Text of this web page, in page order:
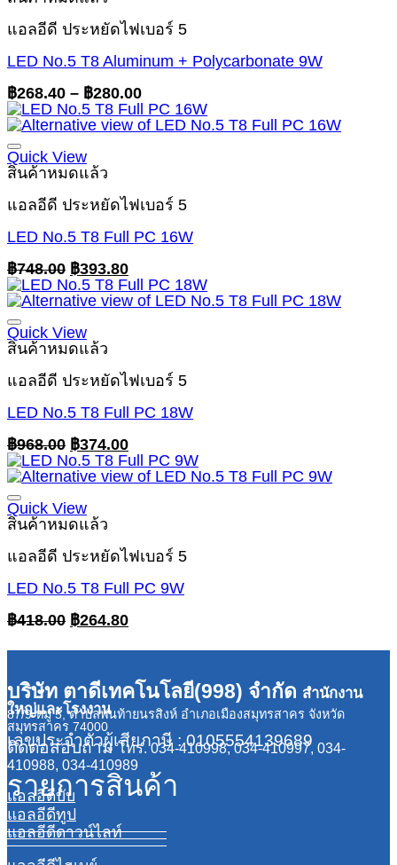
แอลอีดี ประหยัดไฟเบอร์ 5
LED No.5 T8 Aluminum + Polycarbonate 9W
฿268.40 – ฿280.00Price
range:
฿268.40
Quick View
สินค้าหมดแล้ว
แอลอีดี ประหยัดไฟเบอร์ 5
LED No.5 T8 Full PC 16W
฿748.00 Original
price
was:
฿393.80Current
price
is:
Quick View
สินค้าหมดแล้ว
แอลอีดี ประหยัดไฟเบอร์ 5
LED No.5 T8 Full PC 18W
฿968.00 Original
price
was:
฿374.00Current
price
is:
Quick View
สินค้าหมดแล้ว
แอลอีดี ประหยัดไฟเบอร์ 5
LED No.5 T8 Full PC 9W
฿418.00 Original
was:
฿264.80Current
is:
บริษัท ตาดีเทคโนโลยี(998) จำกัด สำนักงาน
ใหญ่และโรงงาน
87/9 หมู่ 5, ตำบลพันท้ายนรสิงห์ อำเภอเมืองสมุทรสาคร จังหวัด
สมุทรสาคร 74000
เลขประจำตัวผู้เสียภาษี : 0105554139689
ติดต่อสอบถามโทร. 034-410998, 034-410997, 034-
410988, 034-410989
รายการสินค้า
แอลอีดีบับ
แอลอีดีทูป
แอลอีดีดาวน์ไลท์